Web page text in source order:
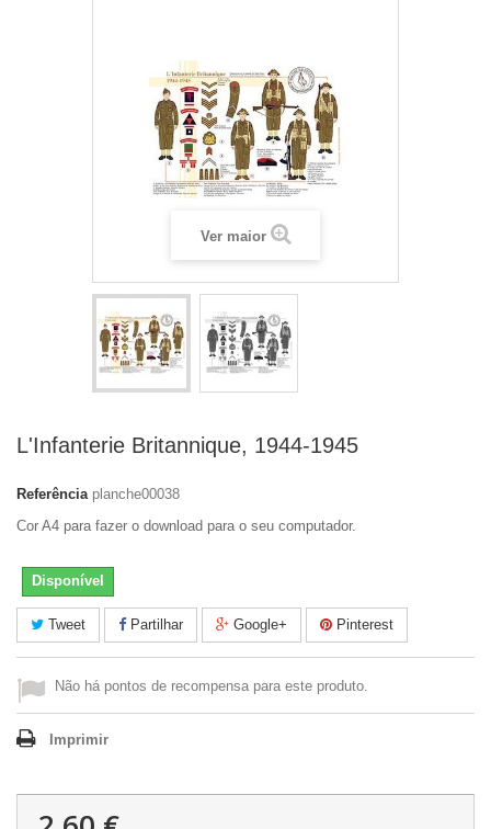
Ver maior
L'Infanterie Britannique, 1944-1945
Referência planche00038
Cor A4 para fazer o download para o seu computador.
Disponível
Tweet Partilhar Google+ Pinterest
Não há pontos de recompensa para este produto.
Imprimir